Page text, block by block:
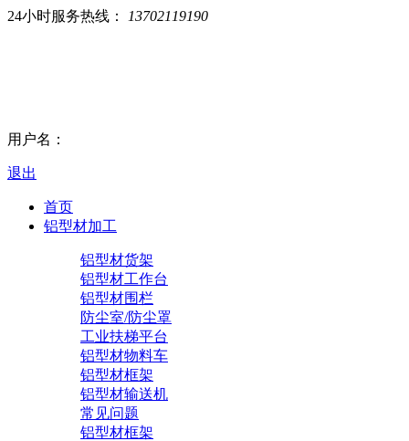
24小时服务热线： 13702119190
用户名：
退出
首页
铝型材加工
铝型材货架
铝型材工作台
铝型材围栏
防尘室/防尘罩
工业扶梯平台
铝型材物料车
铝型材框架
铝型材输送机
常见问题
铝型材框架